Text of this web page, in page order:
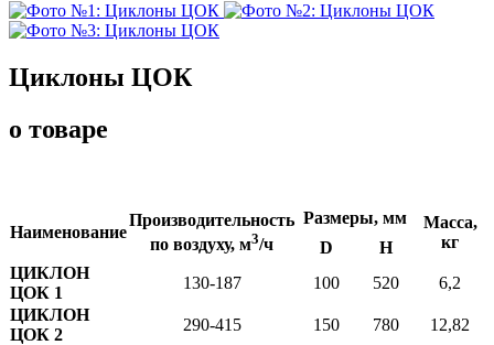
Циклоны ЦОК
о товаре
Наименование
Производительность
по воздуху, м3/ч
Размеры, мм
Масса,
кг
D
H
ЦИКЛОН
ЦОК 1
130-187 100 520
6,2
ЦИКЛОН
ЦОК 2
290-415 150 780
12,82